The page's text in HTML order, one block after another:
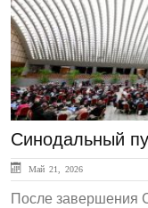
Синодальный
Май 21, 2026
После завершения